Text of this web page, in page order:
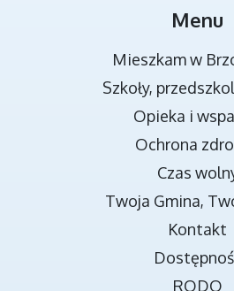
MIEJSCA
TRANSMISJA OBRAD
Menu
Mieszkam w
Szkoły,
Opieka i
Ochrona
Czas
Twoja Gmina,
Kontakt
RODO